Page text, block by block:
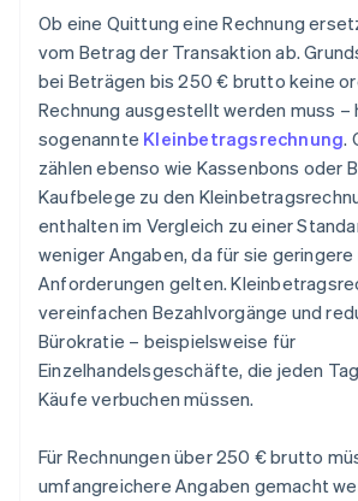
Ob eine Quittung eine Rechnung
vom Betrag der Transaktion ab.
bei Beträgen bis 250 € brutto keine
Rechnung ausgestellt werden muss –
sogenannte Kleinbetragsrechnung.
zählen ebenso wie Kassenbons oder
Kaufbelege zu den
enthalten im Vergleich zu einer
weniger Angaben, da für sie
Anforderungen gelten.
vereinfachen Bezahlvorgänge und
Bürokratie – beispielsweise für
Einzelhandelsgeschäfte, die jeden
Käufe verbuchen müssen.
Für Rechnungen über 250 € brutto
umfangreichere Angaben gemacht